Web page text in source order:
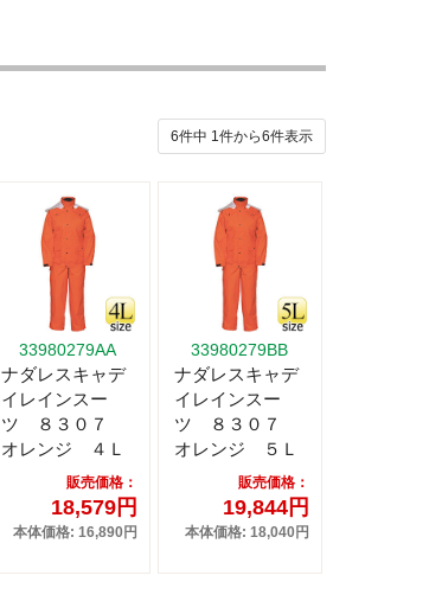
6件中 1件から6件表示
33980279AA
ナダレスキャデ
イレインスー
ツ ８３０７
オレンジ ４Ｌ
販売価格：
18,579円
本体価格: 16,890円
33980279BB
ナダレスキャデ
イレインスー
ツ ８３０７
オレンジ ５Ｌ
販売価格：
19,844円
本体価格: 18,040円